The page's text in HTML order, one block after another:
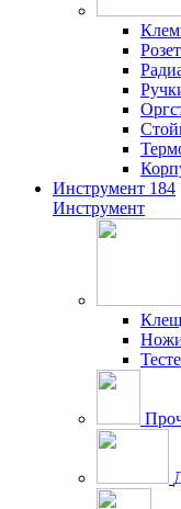
Инструмент 184
Инструмент